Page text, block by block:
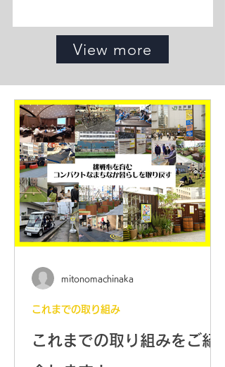
View more
これまでの取り組みをご紹
これまでの取り組み
mitonomachinaka